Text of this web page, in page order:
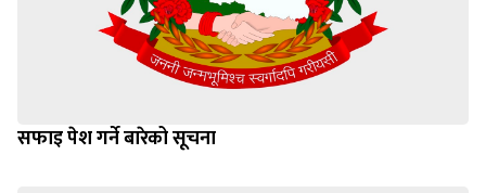
सफाइ पेश गर्ने बारेको सूचना